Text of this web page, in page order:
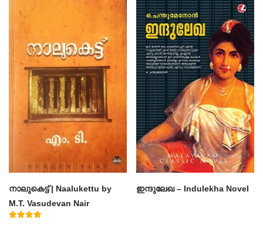
out of 5
നാലുകെട്ട് | Naalukettu by
M.T. Vasudevan Nair
ഇന്ദുലേഖ – Indulekha Novel